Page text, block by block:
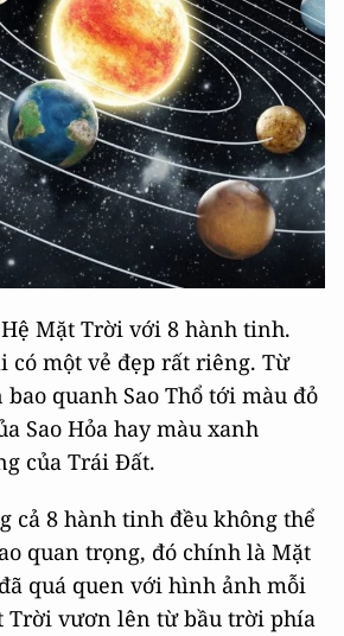
Mặt Trời với 8 hành tinh.
có một vẻ đẹp rất riêng. Từ
quanh Sao Thổ tới màu đỏ
Sao Hỏa hay màu xanh
của Trái Đất.
cả 8 hành tinh đều không thể
quan trọng, đó chính là Mặt
quá quen với hình ảnh mỗi
Trời vươn lên từ bầu trời phía